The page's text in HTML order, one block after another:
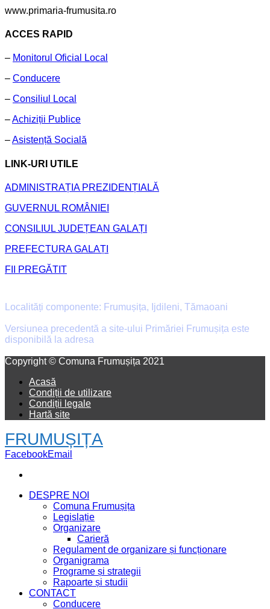
www.primaria-frumusita.ro
ACCES RAPID
– Monitorul Oficial Local
– Conducere
– Consiliul Local
–Achiziții Publice
–Asistență Socială
LINK-URI UTILE
ADMINISTRAȚIA PREZIDENȚIALĂ
GUVERNUL ROMÂNIEI
CONSILIUL JUDEȚEAN GALAȚI
PREFECTURA GALAȚI
FII PREGĂTIT
Localități componente: Frumușița, Ijdileni, Tămaoani
Versiunea precedentă a site-ului Primăriei Frumușița este
disponibilă la adresa
Copyright © Comuna Frumușița 2021
Acasă
Condiții de utilizare
Condiții legale
Hartă site
FRUMUȘIȚA
FacebookEmail
DESPRE NOI
Comuna Frumușița
Legislație
Organizare
Carieră
Regulament de organizare și funcționare
Organigrama
Programe și strategii
Rapoarte și studii
CONTACT
Conducere